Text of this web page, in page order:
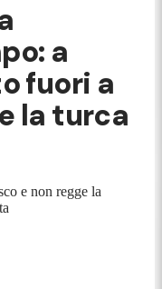
a
fuori a
la turca
e non regge la